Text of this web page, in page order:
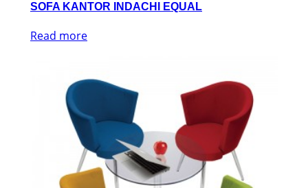
SOFA KANTOR INDACHI EQUAL
Read more